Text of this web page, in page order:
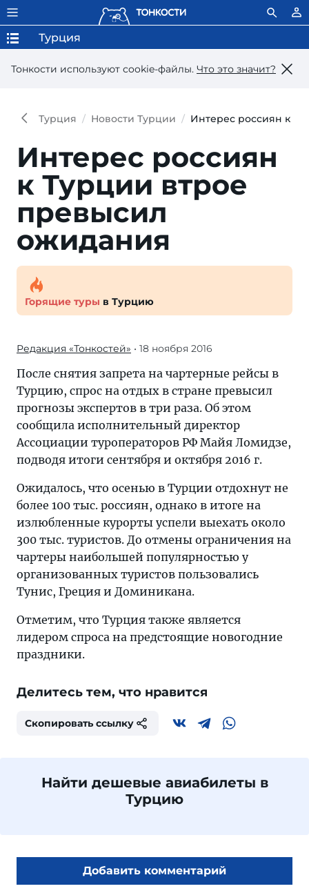
Тонкости используют сookie-файлы. Что это значит?
Турция
Турция Новости Турции Интерес россиян к
Интерес россиян
к Турции втрое
превысил
ожидания
Горящие туры в Турцию
Редакция «Тонкостей» • 18 ноября 2016
После снятия запрета на чартерные рейсы в
Турцию, спрос на отдых в стране превысил
прогнозы экспертов в три раза. Об этом
сообщила исполнительный директор
Ассоциации туроператоров РФ Майя Ломидзе,
подводя итоги сентября и октября 2016 г.
Ожидалось, что осенью в Турции отдохнут не
более 100 тыс. россиян, однако в итоге на
излюбленные курорты успели выехать около
300 тыс. туристов. До отмены ограничения на
чартеры наибольшей популярностью у
организованных туристов пользовались
Тунис, Греция и Доминикана.
Отметим, что Турция также является
лидером спроса на предстоящие новогодние
праздники.
Делитесь тем, что нравится
Скопировать ссылку
Найти дешевые авиабилеты в
Турцию
Добавить комментарий